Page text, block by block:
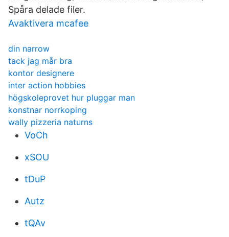
Spåra delade filer.
Avaktivera mcafee
din narrow
tack jag mår bra
kontor designere
inter action hobbies
högskoleprovet hur pluggar man
konstnar norrkoping
wally pizzeria naturns
VoCh
xSOU
tDuP
Autz
tQAv